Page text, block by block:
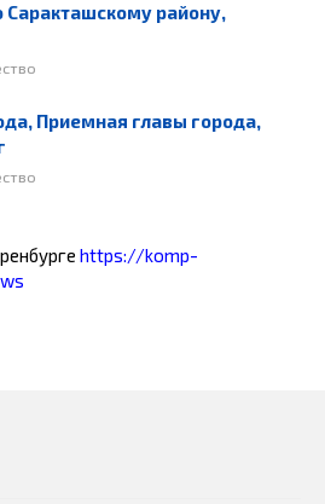
району,
Приемная главы города,
https://komp-